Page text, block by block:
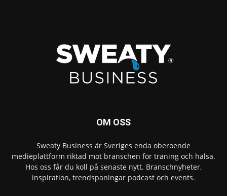
OM OSS
Sweaty Business är Sveriges enda oberoende
medieplattform riktad mot branschen för träning och hälsa.
Hos oss får du koll på senaste nytt. Branschnyheter,
inspiration, trendspaningar podcast och events.